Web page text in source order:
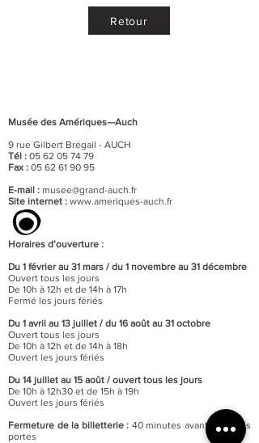
Retour
Musée des Amériques—Auch
9 rue Gilbert Brégail - AUCH
Tél : 05 62 05 74 79
Fax : 05 62 61 90 95
E-mail : musee@grand-auch.fr
Site internet : www.ameriques-auch.fr
Horaires d’ouverture :
Du 1 février au 31 mars / du 1 novembre au 31 décembre
Ouvert tous les jours
De 10h à 12h et de 14h à 17h
Fermé les jours fériés
Du 1 avril au 13 juillet / du 16 août au 31 octobre
Ouvert tous les jours
De 10h à 12h et de 14h à 18h
Ouvert les jours fériés
Du 14 juillet au 15 août / ouvert tous les jours
De 10h à 12h30 et de 15h à 19h
Ouvert les jours fériés
Fermeture de la billetterie : 40 minutes avant celle des
portes